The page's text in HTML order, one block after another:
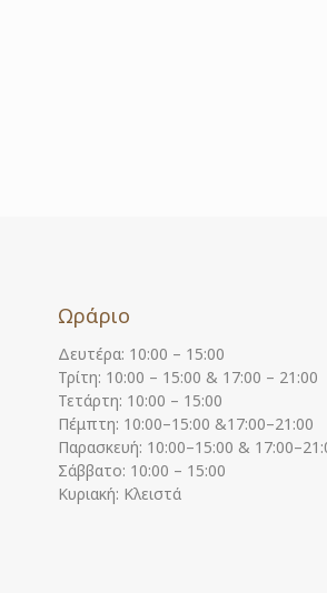
Ωράριο
Δευτέρα: 10:00 – 15:00
Τρίτη: 10:00 – 15:00 & 17:00 – 21:00
Τετάρτη: 10:00 – 15:00
Πέμπτη: 10:00–15:00 &17:00–21:00
Παρασκευή: 10:00–15:00 &
Σάββατο: 10:00 – 15:00
Κυριακή: Κλειστά